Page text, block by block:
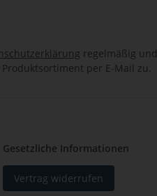
regelmäßig und
per E-Mail zu.
Gesetzliche Informationen
Vertrag widerrufen